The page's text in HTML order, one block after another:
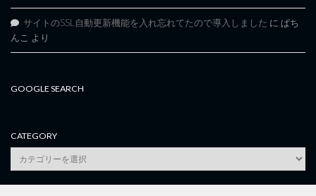
サイトのSSL自動更新機能を入れ忘れてたので導入しました に ぱち
んこ より
GOOGLE SEARCH
CATEGORY
category